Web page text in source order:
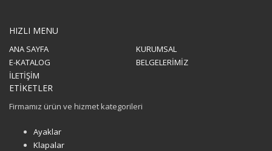
HIZLI MENU
ANA SAYFA
KURUMSAL
E-KATALOG
BELGELERİMİZ
İLETİŞİM
ETİKETLER
Firmamız ürün ve hizmet kategorileri
Ayaklar
Klapalar